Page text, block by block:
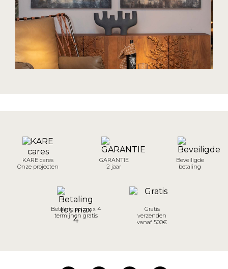
KARE cares
Onze projecten
GARANTIE
2 jaar
Beveiligde
betaling
Betaling tot max 4
termijnen gratis
Gratis
verzenden
vanaf 500€